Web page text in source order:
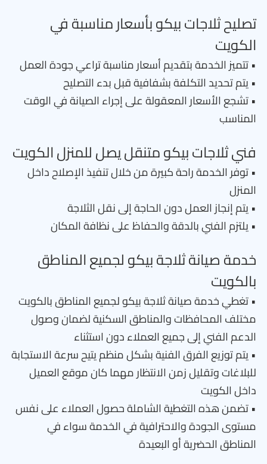
تصليح ثلاجات بيكو بأسعار مناسبة في
الكويت
• تتميز الخدمة بتقديم أسعار مناسبة تراعي جودة العمل
• يتم تحديد التكلفة بشفافية قبل بدء التصليح
• تشجع الأسعار المعقولة على إجراء الصيانة في الوقت
المناسب
فني ثلاجات بيكو متنقل يصل للمنزل الكويت
• توفر الخدمة راحة كبيرة من خلال تنفيذ الإصلاح داخل
المنزل
• يتم إنجاز العمل دون الحاجة إلى نقل الثلاجة
• يلتزم الفني بالدقة والحفاظ على نظافة المكان
خدمة صيانة ثلاجة بيكو لجميع المناطق
بالكويت
• تغطي خدمة صيانة ثلاجة بيكو لجميع المناطق بالكويت
مختلف المحافظات والمناطق السكنية لضمان وصول
الدعم الفني إلى جميع العملاء دون استثناء
• يتم توزيع الفرق الفنية بشكل منظم يتيح سرعة الاستجابة
للبلاغات وتقليل زمن الانتظار مهما كان موقع العميل
داخل الكويت
• تضمن هذه التغطية الشاملة حصول العملاء على نفس
مستوى الجودة والاحترافية في الخدمة سواء في
المناطق الحضرية أو البعيدة